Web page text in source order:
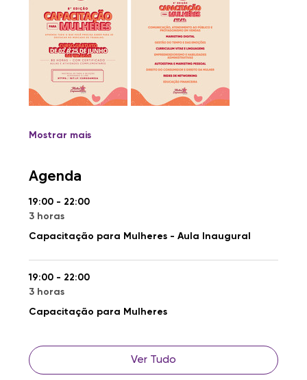
Mostrar mais
Agenda
19:00 - 22:00
3 horas
Capacitação para Mulheres - Aula Inaugural
19:00 - 22:00
3 horas
Capacitação para Mulheres
Ver Tudo